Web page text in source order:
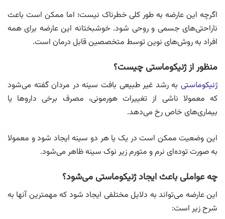
اگرچه این عارضه به طور کلی خطرناک نیست؛ اما ممکن است باعث
ناراحتی‌های جسمی و روحی شود. خوشبختانه این عارضه برای همه
افراد به روش‌های نوین توسط متخصصین قابل درمان است.
منظور از ژنیکوماستی چیست؟
ژنیکوماستی به رشد غیر طبیعی بافت سینه در مردان گفته می‌شود
که معمولا ناشی از تغییرات هورمونی، مصرف برخی داروها یا
بیماری‌های خاص رخ می‌دهد.
این وضعیت ممکن است در یک یا هر دو سینه ایجاد شود و معمولا
به صورت توده‌ای نرم و متورم زیر نوک سینه ظاهر می‌شود.
چه عواملی باعث ایجاد ژنیکوماستی می‌شود؟
این عارضه می‌تواند به دلایل مختلفی ایجاد شود که مهمترین آنها به
شرح زیر است: